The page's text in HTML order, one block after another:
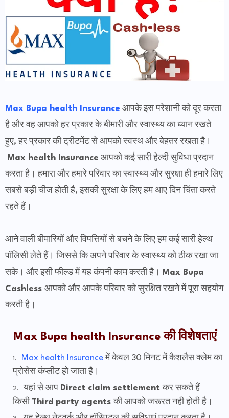
Max Bupa health Insurance आपके इस परेशानी को दूर करता
है और वह आपको हर प्रकार के बीमारी और स्वास्थ्य का ध्यान रखते
हुए, हर प्रकार की ट्रीटमेंट से आपको स्वस्थ और बेहतर रखता है।
Max health Insurance आपको कई सारी हेल्दी सुविधा प्रदान
करता है। हमारा और हमारे परिवार का स्वास्थ्य और सुरक्षा ही हमारे लिए
सबसे बड़ी चीज होती है, इसकी सुरक्षा के लिए हम आए दिन चिंता करते
रहते हैं।
आने वाली बीमारियों और विपत्तियों से बचने के लिए हम कई सारी हेल्थ
पॉलिसी लेते हैं। जिससे कि अपने परिवार के स्वास्थ्य को ठीक रखा जा
सके। और इसी फील्ड में यह कंपनी काम करती है।
Max Bupa
Cashless आपको और आपके परिवार को सुरक्षित रखने में पूरा सहयोग
करती है।
Max Bupa health Insurance की विशेषताएं
Max health Insuranceमें केवल 30 मिनट में कैशलैस क्लेम का
प्रोसेस कंप्लीट हो जाता है।
यहां से आप Direct claim settlementकर सकते हैं
किसी Third party agentsकी आपको जरूरत नही होती है।